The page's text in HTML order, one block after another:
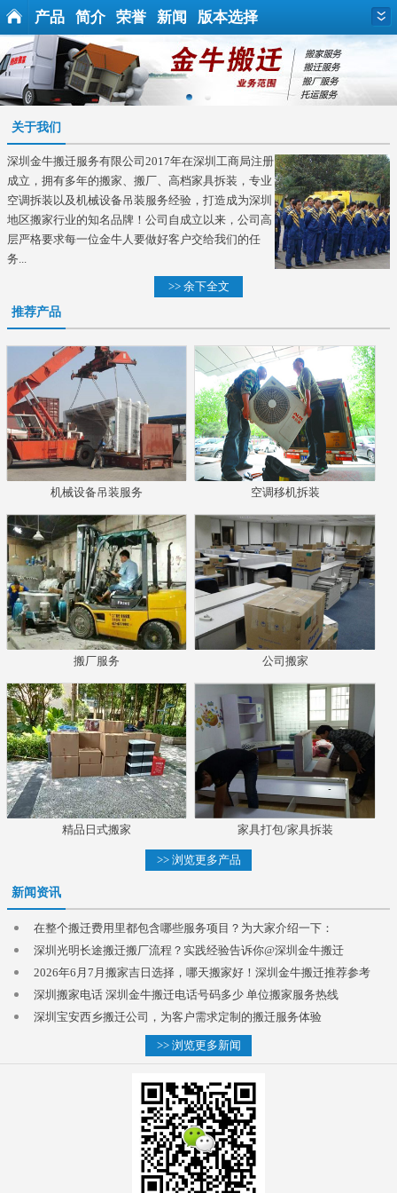
产品 简介 荣誉 新闻 版本选择
关于我们
深圳金牛搬迁服务有限公司2017年在深圳工商局注册
成立，拥有多年的搬家、搬厂、高档家具拆装，专业
空调拆装以及机械设备吊装服务经验，打造成为深圳
地区搬家行业的知名品牌！公司自成立以来，公司高
层严格要求每一位金牛人要做好客户交给我们的任
务...
>> 余下全文
推荐产品
机械设备吊装服务 空调移机拆装
搬厂服务 公司搬家
精品日式搬家 家具打包/家具拆装
>> 浏览更多产品
新闻资讯
在整个搬迁费用里都包含哪些服务项目？为大家介绍一下：
深圳光明长途搬迁搬厂流程？实践经验告诉你@深圳金牛搬迁
2026年6月7月搬家吉日选择，哪天搬家好！深圳金牛搬迁推荐参考
深圳搬家电话 深圳金牛搬迁电话号码多少 单位搬家服务热线
深圳宝安西乡搬迁公司，为客户需求定制的搬迁服务体验
>> 浏览更多新闻